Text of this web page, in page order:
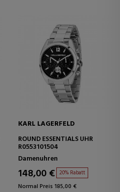
KARL LAGERFELD
ROUND ESSENTIALS UHR
R0553101504
Damenuhren
148,00 € 20% Rabatt
Normal Preis 185,00 €